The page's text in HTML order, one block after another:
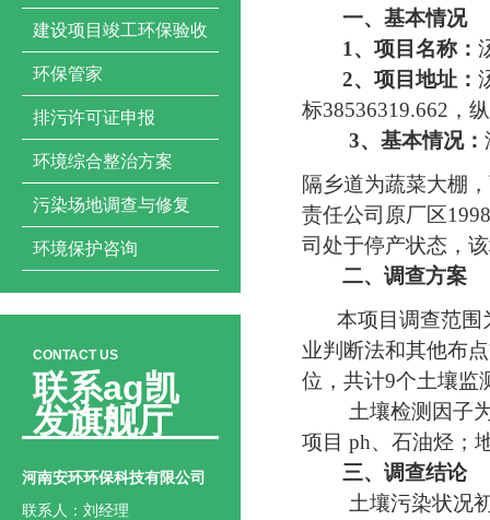
建设项目竣工环保验收
环保管家
排污许可证申报
环境综合整治方案
污染场地调查与修复
环境保护咨询
CONTACT US
联系ag凯
发旗舰厅
河南安环环保科技有限公司
联系人：刘经理
一、基本情况
1 、项目名称：
2、项目地址：
标38536319.662 ，
3、基本情况：
隔乡道为蔬菜大棚
责任公司原厂区1998
司处于停产状态 ，
二、调查方案
本项目调查范围
业判断法和其他布
位，共计9个土壤监
土壤检测因子
项目 ph、 石油烃 ；
三、调查结论
土壤污染状况